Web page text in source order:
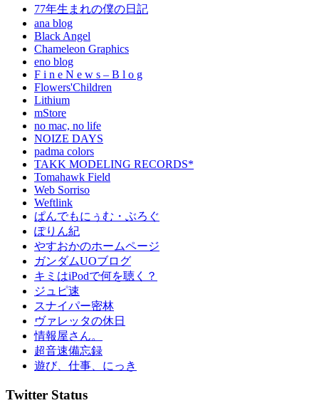
77年生まれの僕の日記
ana blog
Black Angel
Chameleon Graphics
eno blog
F i n e N e w s – B l o g
Flowers'Children
Lithium
mStore
no mac, no life
NOIZE DAYS
padma colors
TAKK MODELING RECORDS*
Tomahawk Field
Web Sorriso
Weftlink
ぱんでもにぅむ・ぶろぐ
ぽりん紀
やすおかのホームページ
ガンダムUOブログ
キミはiPodで何を聴く？
ジュピ速
スナイパー密林
ヴァレッタの休日
情報屋さん。
超音速備忘録
遊び、仕事、にっき
Twitter Status